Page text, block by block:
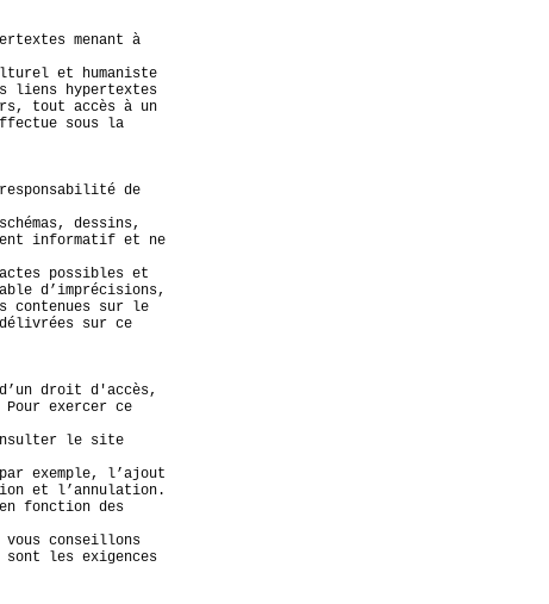
menant à
et humaniste
liens hypertextes
tout accès à un
sous la
de
dessins,
informatif et ne
possibles et
d’imprécisions,
contenues sur le
sur ce
droit d'accès,
exercer ce
le site
exemple, l’ajout
et l’annulation.
fonction des
conseillons
sont les exigences